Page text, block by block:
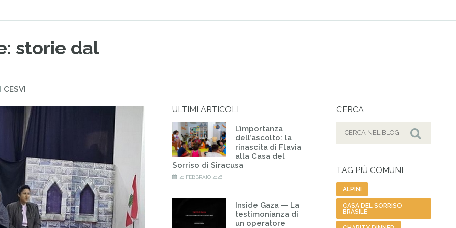
storie dal
CESVI
ULTIMI ARTICOLI
L’importanza
dell’ascolto: la
rinascita di Flavia
alla Casa del
Sorriso di Siracusa
20 FEBBRAIO 2026
Inside Gaza — La
testimonianza di
un operatore
CERCA
Cerca
TAG PIÙ COMUNI
ALPINI
CASA DEL SORRISO
BRASILE